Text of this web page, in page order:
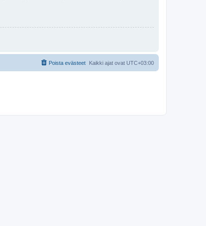
Kaikki ajat ovat UTC+03:00
Poista evästeet